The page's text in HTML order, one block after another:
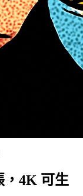
，4K 可生